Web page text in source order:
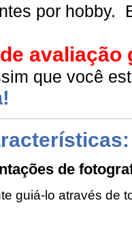
por hobby.
avaliação
que você
de
guiá-lo através de